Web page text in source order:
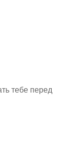
тебе перед